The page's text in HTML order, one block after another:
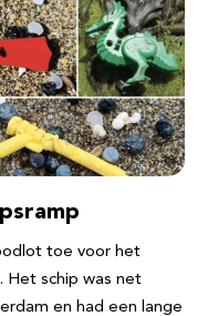
toe voor het
Het schip was net
en had een lange